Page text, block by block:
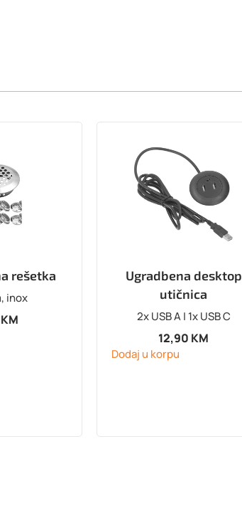
rešetka
inox
KM
Ugradbena desktop
utičnica
2x USB A | 1x USB C
12,90 KM
Dodaj u korpu